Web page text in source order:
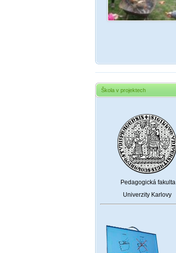
Škola v projektech
Pedagogická fakulta
Univerzity Karlovy